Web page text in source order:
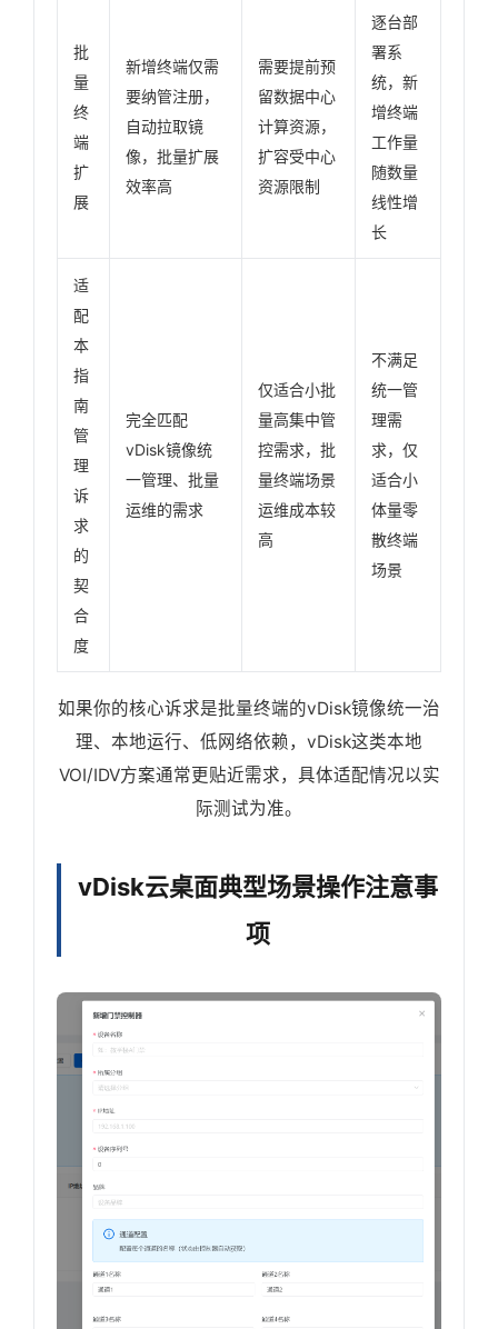
批
量
终
端
扩
展
新增终端仅需
要纳管注册，
自动拉取镜
像，批量扩展
效率高
需要提前预
留数据中心
计算资源，
扩容受中心
资源限制
逐台部
署系
统，新
增终端
工作量
随数量
线性增
长
适
配
本
指
南
管
理
诉
求
的
契
合
度
完全匹配
vDisk镜像统
一管理、批量
运维的需求
仅适合小批
量高集中管
控需求，批
量终端场景
运维成本较
高
不满足
统一管
理需
求，仅
适合小
体量零
散终端
场景
如果你的核心诉求是批量终端的vDisk镜像统一治
理、本地运行、低网络依赖，vDisk这类本地
VOI/IDV方案通常更贴近需求，具体适配情况以实
际测试为准。
vDisk云桌面典型场景操作注意事
项